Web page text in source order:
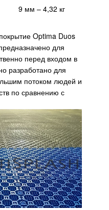
9 мм – 4,32 кг
Optima Duos
для
перед входом в
разработано для
потоком людей и
по сравнению с